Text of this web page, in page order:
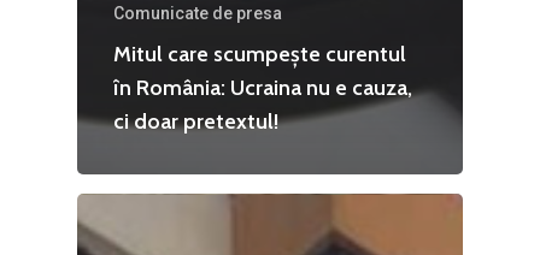
Comunicate de presa
Mitul care scumpește curentul
în România: Ucraina nu e cauza,
ci doar pretextul!